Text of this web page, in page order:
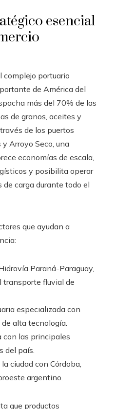
esencial
complejo portuario
de América del
más del 70% de las
de granos, aceites y
de los puertos
Arroyo Seco, una
economías de escala,
y posibilita operar
carga durante todo el
que ayudan a
Paraná-Paraguay,
transporte fluvial de
especializada con
alta tecnología.
con las principales
del país.
ciudad con Córdoba,
argentino.
que productos